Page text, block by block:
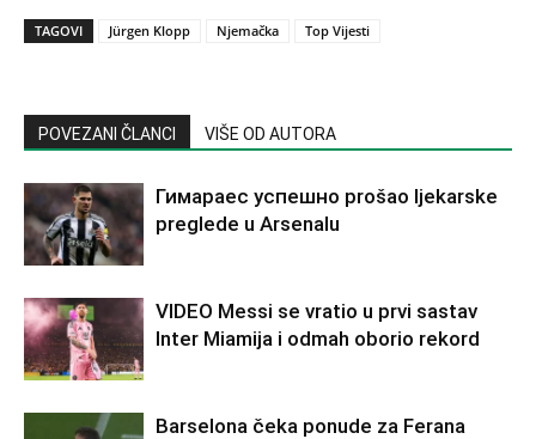
TAGOVI Jürgen Klopp Njemačka Top Vijesti
POVEZANI ČLANCI VIŠE OD AUTORA
Гимараеc успешно prošao ljekarske
preglede u Arsenalu
VIDEO Messi se vratio u prvi sastav
Inter Miamija i odmah oborio rekord
Barselona čeka ponude za Ferana